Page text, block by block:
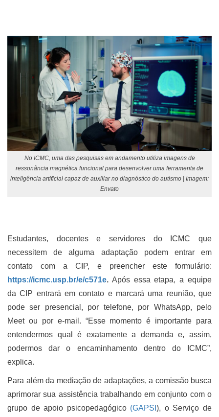
No ICMC, uma das pesquisas em andamento utiliza imagens de
ressonância magnética funcional para desenvolver uma ferramenta de
inteligência artificial capaz de auxiliar no diagnóstico do autismo | Imagem:
Envato
Estudantes, docentes e servidores do ICMC que
necessitem de alguma adaptação podem entrar em
contato com a CIP, e preencher este formulário:
https://icmc.usp.br/e/c571e. Após essa etapa, a equipe
da CIP entrará em contato e marcará uma reunião, que
pode ser presencial, por telefone, por WhatsApp, pelo
Meet ou por e-mail. “Esse momento é importante para
entendermos qual é exatamente a demanda e, assim,
podermos dar o encaminhamento dentro do ICMC”,
explica.
Para além da mediação de adaptações, a comissão busca
aprimorar sua assistência trabalhando em conjunto com o
grupo de apoio psicopedagógico (GAPSI), o Serviço de